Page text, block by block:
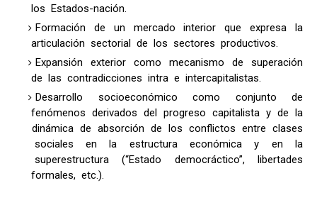
los Estados-nación.
Formación de un mercado interior que expresa la
articulación sectorial de los sectores productivos.
Expansión exterior como mecanismo de superación
de las contradicciones intra e intercapitalistas.
Desarrollo socioeconómico como conjunto de
fenómenos derivados del progreso capitalista y de la
dinámica de absorción de los conflictos entre clases
sociales en la estructura económica y en la
superestructura (“Estado democráctico”, libertades
formales, etc.).